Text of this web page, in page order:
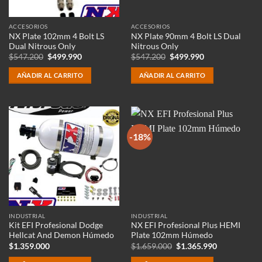
ACCESORIOS
NX Plate 102mm 4 Bolt LS
Dual Nitrous Only
$547.200 El
original
era:
$547.200.
$499.990El
actual
es:
$499.990.
AÑADIR AL CARRITO
ACCESORIOS
NX Plate 90mm 4 Bolt LS Dual
Nitrous Only
$547.200 El
original
era:
$547.200.
$499.990El
actual
es:
$499.990.
AÑADIR AL CARRITO
INDUSTRIAL
Kit EFI Profesional Dodge
Hellcat And Demon Húmedo
$1.359.000
-18%
INDUSTRIAL
NX EFI Profesional Plus HEMI
Plate 102mm Húmedo
$1.659.000 El
$1.365.990El